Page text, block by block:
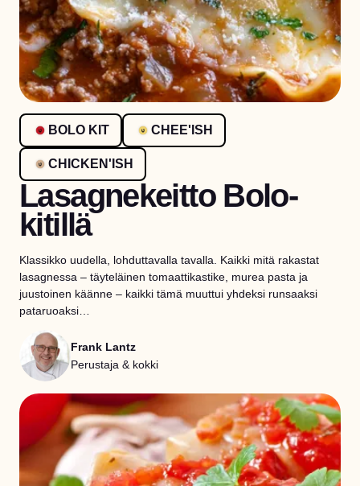
BOLO KIT CHEE'ISH
CHICKEN'ISH
Lasagnekeitto Bolo-
kitillä
Klassikko uudella, lohduttavalla tavalla. Kaikki mitä rakastat
lasagnessa – täyteläinen tomaattikastike, murea pasta ja
juustoinen käänne – kaikki tämä muuttui yhdeksi runsaaksi
pataruoaksi…
Frank Lantz
Perustaja & kokki